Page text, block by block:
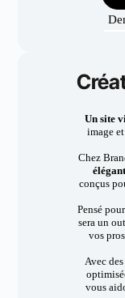
Un site
image
Chez
conçus
Pensé
sera un
vos
Avec
vous